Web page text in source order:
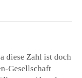
diese Zahl ist doch
Gesellschaft